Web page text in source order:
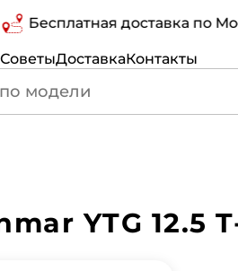
Бесплатная доставка по
СоветыДоставкаКонтакты
YTG 12.5